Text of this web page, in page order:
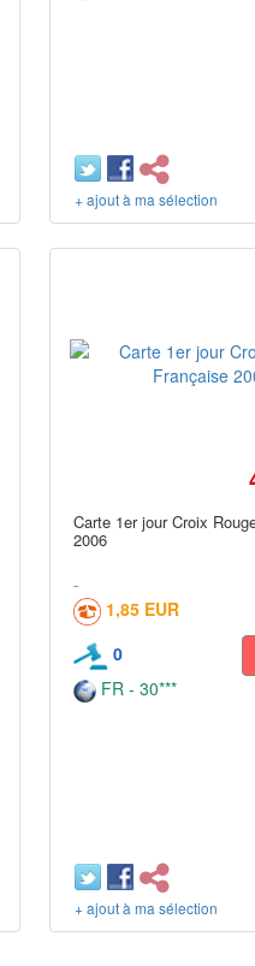
+ ajout à ma sélection
Carte 1er jour Croix
2006
1,85 EUR
0
FR - 30***
+ ajout à ma sélection